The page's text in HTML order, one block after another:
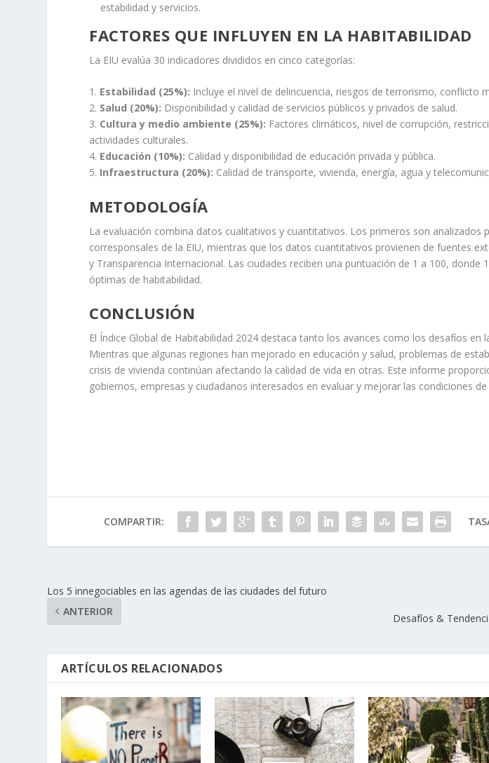
estabilidad y servicios.
FACTORES QUE INFLUYEN EN LA HABITABILIDAD
La EIU evalúa 30 indicadores divididos en cinco categorías:
1. Estabilidad (25%): Incluye el nivel de delincuencia, riesgos de terrorismo, conflicto
2. Salud (20%): Disponibilidad y calidad de servicios públicos y privados de salud.
3. Cultura y medio ambiente (25%): Factores climáticos, nivel de corrupción,
actividades culturales.
4. Educación (10%): Calidad y disponibilidad de educación privada y pública.
5. Infraestructura (20%): Calidad de transporte, vivienda, energía, agua y
METODOLOGÍA
La evaluación combina datos cualitativos y cuantitativos. Los primeros son analizados
corresponsales de la EIU, mientras que los datos cuantitativos provienen de fuentes
y Transparencia Internacional. Las ciudades reciben una puntuación de 1 a 100, donde
óptimas de habitabilidad.
CONCLUSIÓN
El Índice Global de Habitabilidad 2024 destaca tanto los avances como los desafíos en
Mientras que algunas regiones han mejorado en educación y salud, problemas de
crisis de vivienda continúan afectando la calidad de vida en otras. Este informe
gobiernos, empresas y ciudadanos interesados en evaluar y mejorar las condiciones de
COMPARTIR:
Los 5 innegociables en las agendas de las ciudades del futuro
ANTERIOR
Desafíos &
ARTÍCULOS RELACIONADOS